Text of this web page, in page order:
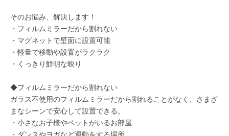
そのお悩み、解決します！
・フィルムミラーだから割れない
・マグネットで壁面に設置可能
・軽量で移動や設置がラクラク
・くっきり鮮明な映り
◆フィルムミラーだから割れない
ガラス不使用のフィルムミラーだから割れることがなく、さまざ
まなシーンで安心して設置できる。
・小さなお子様やペットがいるお部屋